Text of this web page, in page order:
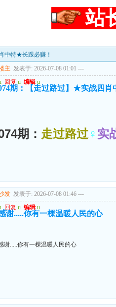
站
中特★长跟必赚！
主 发表于: 2026-07-08 01:01 ---
回复 u 编辑 u
期：【走过路过】★实战四
期： 走过路过♀ 实
发 发表于: 2026-07-08 01:46 ---
回复 u 编辑 u
谢.....你有一棵温暖人民的心
谢.....你有一棵温暖人民的心